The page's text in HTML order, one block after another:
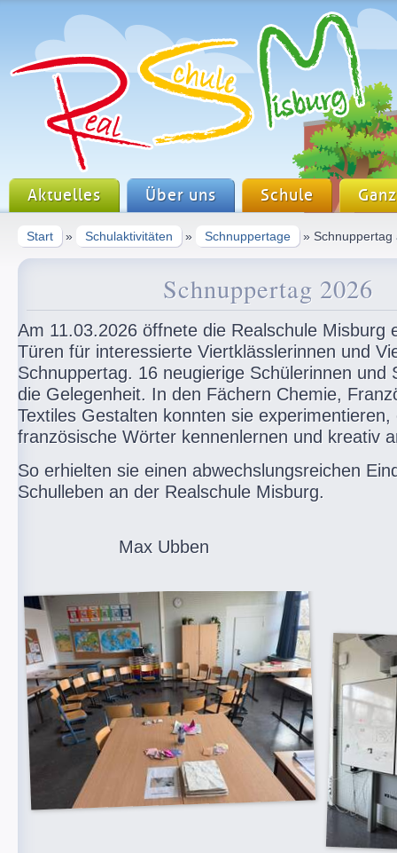
Aktuelles Über uns Schule
Start » Schulaktivitäten » Schnuppertage » Schnuppertag
Schnuppertag 2026
Am 11.03.2026 öffnete die Realschule Misburg
Türen für interessierte Viertklässlerinnen und
Schnuppertag. 16 neugierige Schülerinnen und
die Gelegenheit. In den Fächern Chemie,
Textiles Gestalten konnten sie experimentieren,
französische Wörter kennenlernen und kreativ
So erhielten sie einen abwechslungsreichen
Schulleben an der Realschule Misburg.
Max Ubben